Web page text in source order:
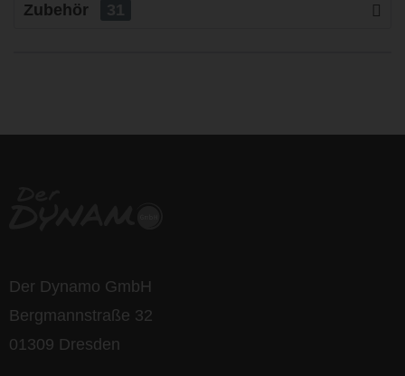
Zubehör 31
Der Dynamo GmbH
Bergmannstraße 32
01309 Dresden